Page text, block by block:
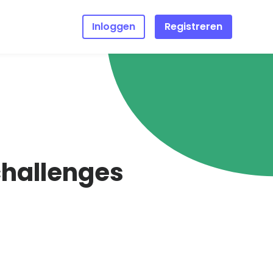
Inloggen Registreren